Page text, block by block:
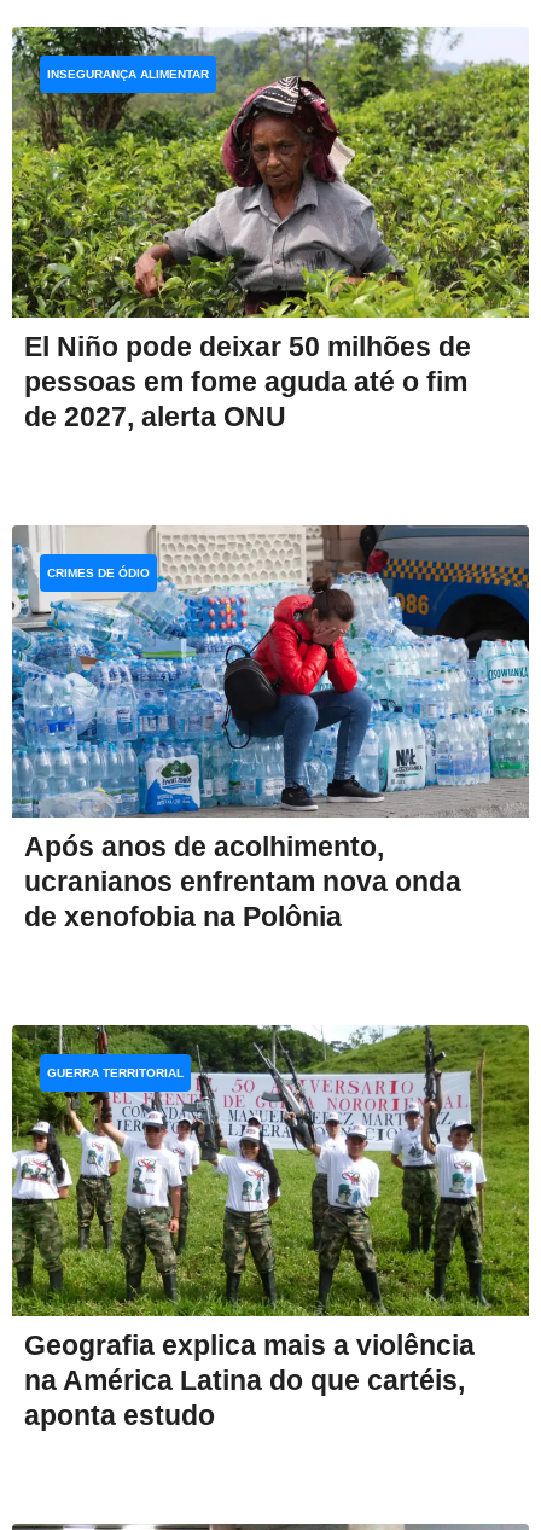
El Niño pode deixar 50 milhões de
pessoas em fome aguda até o fim
de 2027, alerta ONU
INSEGURANÇA ALIMENTAR
Após anos de acolhimento,
ucranianos enfrentam nova onda
de xenofobia na Polônia
CRIMES DE ÓDIO
Geografia explica mais a violência
na América Latina do que cartéis,
aponta estudo
GUERRA TERRITORIAL